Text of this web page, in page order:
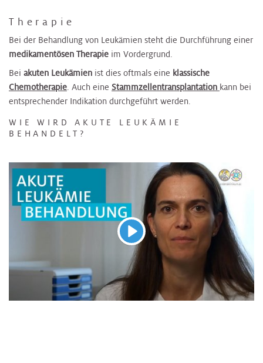
Therapie
Bei der Behandlung von Leukämien steht die Durchführung einer
medikamentösen Therapie im Vordergrund.
Bei akuten Leukämien ist dies oftmals eine klassische
Chemotherapie. Auch eine Stammzellentransplantation kann bei
entsprechender Indikation durchgeführt werden.
WIE WIRD AKUTE LEUKÄMIE
BEHANDELT?
Abspielen